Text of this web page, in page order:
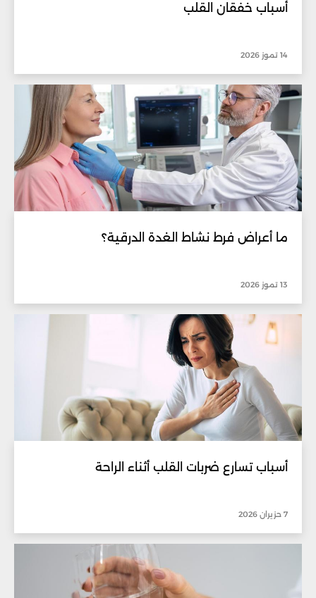
أسباب خفقان القلب
14 تموز 2026
ما أعراض فرط نشاط الغدة الدرقية؟
13 تموز 2026
أسباب تسارع ضربات القلب أثناء الراحة
7 حزيران 2026